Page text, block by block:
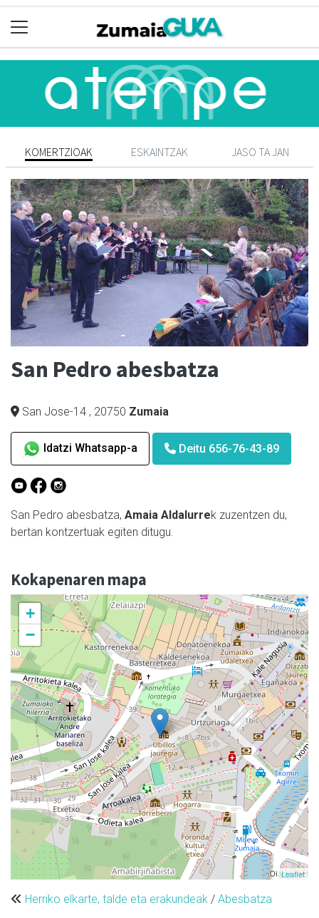
KOMERTZIOAK ESKAINTZAK JASO TA JAN
San Pedro abesbatza
San Jose-14 , 20750 Zumaia
Idatzi Whatsapp-a Deitu 656-76-43-89
San Pedro abesbatza, Amaia Aldalurrek zuzentzen du,
bertan kontzertuak egiten ditugu.
Kokapenaren mapa
+
−
Leaflet
Herriko elkarte, talde eta erakundeak / Abesbatza